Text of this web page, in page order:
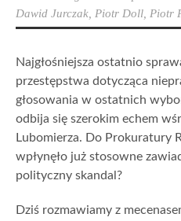
Dawid Jurczak Piotr Doll Piotr
Najgłośniejsza ostatnio
przestępstwa dotycząca
głosowania w ostatnich
odbija się szerokim echem
Lubomierza. Do Prokuratury
wpłynęło już stosowne
polityczny skandal?
Dziś rozmawiamy z